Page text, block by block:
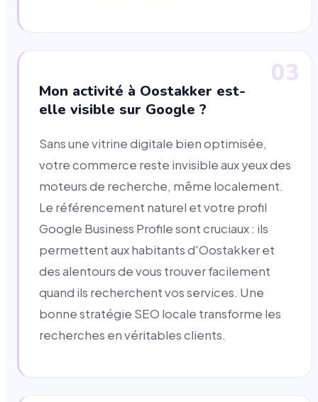
03
Mon activité à Oostakker est-
elle visible sur Google ?
Sans une vitrine digitale bien optimisée,
votre commerce reste invisible aux yeux des
moteurs de recherche, même localement.
Le référencement naturel et votre profil
Google Business Profile sont cruciaux : ils
permettent aux habitants d'Oostakker et
des alentours de vous trouver facilement
quand ils recherchent vos services. Une
bonne stratégie SEO locale transforme les
recherches en véritables clients.